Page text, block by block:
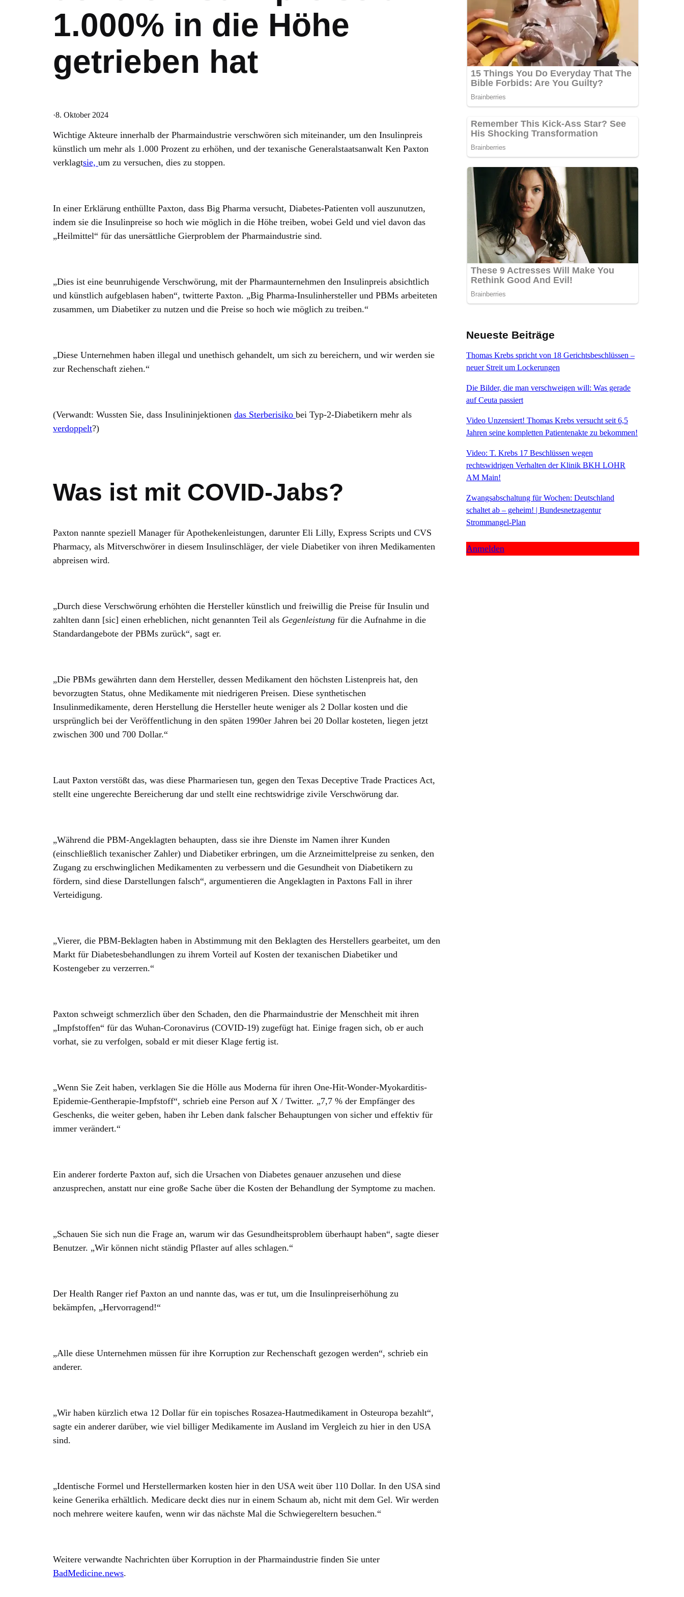
1.000% in die Höhe
getrieben hat
·8. Oktober 2024
Wichtige Akteure innerhalb der Pharmaindustrie verschwören sich miteinander, um den Insulinpreis
künstlich um mehr als 1.000 Prozent zu erhöhen, und der texanische Generalstaatsanwalt Ken Paxton
verklagtsie, um zu versuchen, dies zu stoppen.
In einer Erklärung enthüllte Paxton, dass Big Pharma versucht, Diabetes-Patienten voll auszunutzen,
indem sie die Insulinpreise so hoch wie möglich in die Höhe treiben, wobei Geld und viel davon das
„Heilmittel“ für das unersättliche Gierproblem der Pharmaindustrie sind.
„Dies ist eine beunruhigende Verschwörung, mit der Pharmaunternehmen den Insulinpreis absichtlich
und künstlich aufgeblasen haben“, twitterte Paxton. „Big Pharma-Insulinhersteller und PBMs arbeiteten
zusammen, um Diabetiker zu nutzen und die Preise so hoch wie möglich zu treiben.“
„Diese Unternehmen haben illegal und unethisch gehandelt, um sich zu bereichern, und wir werden sie
zur Rechenschaft ziehen.“
(Verwandt: Wussten Sie, dass Insulininjektionen das Sterberisiko bei Typ-2-Diabetikern mehr als
verdoppelt?)
Was ist mit COVID-Jabs?
Paxton nannte speziell Manager für Apothekenleistungen, darunter Eli Lilly, Express Scripts und CVS
Pharmacy, als Mitverschwörer in diesem Insulinschläger, der viele Diabetiker von ihren Medikamenten
abpreisen wird.
„Durch diese Verschwörung erhöhten die Hersteller künstlich und freiwillig die Preise für Insulin und
zahlten dann [sic] einen erheblichen, nicht genannten Teil als Gegenleistung für die Aufnahme in die
Standardangebote der PBMs zurück“, sagt er.
„Die PBMs gewährten dann dem Hersteller, dessen Medikament den höchsten Listenpreis hat, den
bevorzugten Status, ohne Medikamente mit niedrigeren Preisen. Diese synthetischen
Insulinmedikamente, deren Herstellung die Hersteller heute weniger als 2 Dollar kosten und die
ursprünglich bei der Veröffentlichung in den späten 1990er Jahren bei 20 Dollar kosteten, liegen jetzt
zwischen 300 und 700 Dollar.“
Laut Paxton verstößt das, was diese Pharmariesen tun, gegen den Texas Deceptive Trade Practices Act,
stellt eine ungerechte Bereicherung dar und stellt eine rechtswidrige zivile Verschwörung dar.
„Während die PBM-Angeklagten behaupten, dass sie ihre Dienste im Namen ihrer Kunden
(einschließlich texanischer Zahler) und Diabetiker erbringen, um die Arzneimittelpreise zu senken, den
Zugang zu erschwinglichen Medikamenten zu verbessern und die Gesundheit von Diabetikern zu
fördern, sind diese Darstellungen falsch“, argumentieren die Angeklagten in Paxtons Fall in ihrer
Verteidigung.
„Vierer, die PBM-Beklagten haben in Abstimmung mit den Beklagten des Herstellers gearbeitet, um den
Markt für Diabetesbehandlungen zu ihrem Vorteil auf Kosten der texanischen Diabetiker und
Kostengeber zu verzerren.“
Paxton schweigt schmerzlich über den Schaden, den die Pharmaindustrie der Menschheit mit ihren
„Impfstoffen“ für das Wuhan-Coronavirus (COVID-19) zugefügt hat. Einige fragen sich, ob er auch
vorhat, sie zu verfolgen, sobald er mit dieser Klage fertig ist.
„Wenn Sie Zeit haben, verklagen Sie die Hölle aus Moderna für ihren One-Hit-Wonder-Myokarditis-
Epidemie-Gentherapie-Impfstoff“, schrieb eine Person auf X / Twitter. „7,7 % der Empfänger des
Geschenks, die weiter geben, haben ihr Leben dank falscher Behauptungen von sicher und effektiv für
immer verändert.“
Ein anderer forderte Paxton auf, sich die Ursachen von Diabetes genauer anzusehen und diese
anzusprechen, anstatt nur eine große Sache über die Kosten der Behandlung der Symptome zu machen.
„Schauen Sie sich nun die Frage an, warum wir das Gesundheitsproblem überhaupt haben“, sagte dieser
Benutzer. „Wir können nicht ständig Pflaster auf alles schlagen.“
Der Health Ranger rief Paxton an und nannte das, was er tut, um die Insulinpreiserhöhung zu
bekämpfen, „Hervorragend!“
„Alle diese Unternehmen müssen für ihre Korruption zur Rechenschaft gezogen werden“, schrieb ein
anderer.
„Wir haben kürzlich etwa 12 Dollar für ein topisches Rosazea-Hautmedikament in Osteuropa bezahlt“,
sagte ein anderer darüber, wie viel billiger Medikamente im Ausland im Vergleich zu hier in den USA
sind.
„Identische Formel und Herstellermarken kosten hier in den USA weit über 110 Dollar. In den USA sind
keine Generika erhältlich. Medicare deckt dies nur in einem Schaum ab, nicht mit dem Gel. Wir werden
noch mehrere weitere kaufen, wenn wir das nächste Mal die Schwiegereltern besuchen.“
Weitere verwandte Nachrichten über Korruption in der Pharmaindustrie finden Sie unter
BadMedicine.news.
Neueste Beiträge
Thomas Krebs spricht von 18 Gerichtsbeschlüssen –
neuer Streit um Lockerungen
Die Bilder, die man verschweigen will: Was gerade
auf Ceuta passiert
Video Unzensiert! Thomas Krebs versucht seit 6,5
Jahren seine kompletten Patientenakte zu bekommen!
Video: T. Krebs 17 Beschlüssen wegen
rechtswidrigen Verhalten der Klinik BKH LOHR
AM Main!
Zwangsabschaltung für Wochen: Deutschland
schaltet ab – geheim! | Bundesnetzagentur
Strommangel-Plan
Anmelden